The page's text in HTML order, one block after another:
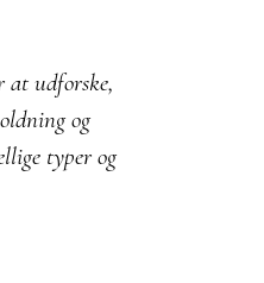
at udforske,
og
typer og